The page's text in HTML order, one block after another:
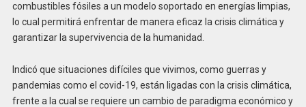
combustibles fósiles a un modelo soportado en energías limpias,
lo cual permitirá enfrentar de manera eficaz la crisis climática y
garantizar la supervivencia de la humanidad.
Indicó que situaciones difíciles que vivimos, como guerras y
pandemias como el covid-19, están ligadas con la crisis climática,
frente a la cual se requiere un cambio de paradigma económico y